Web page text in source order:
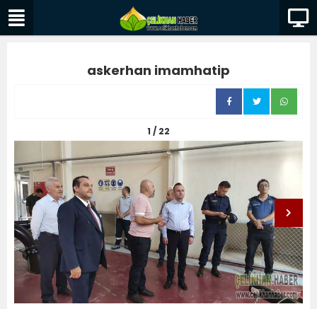
askerhan imamhatip
1 / 22